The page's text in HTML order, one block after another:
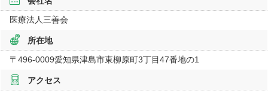
医療法人三善会
所在地
〒496-0009愛知県津島市東柳原町3丁目47番地の1
アクセス